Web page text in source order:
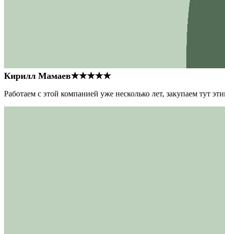
Кирилл Мамаев★★★★★
Работаем с этой компанией уже несколько лет, закупаем тут